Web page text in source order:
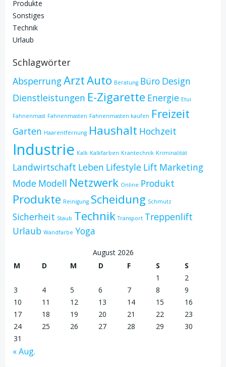
Produkte
Sonstiges
Technik
Urlaub
Schlagwörter
AbsperrungArztAuto Beratung Büro Design
Dienstleistungen E-Zigarette Energie Etui
Fahnenmast Fahnenmasten Fahnenmasten kaufen Freizeit
Garten Haarentfernung Haushalt Hochzeit
Industrie Kalk Kalkfarben Krantechnik Kriminalität
Landwirtschaft Leben Lifestyle Lift Marketing
Mode Modell Netzwerk Online Produkt
Produkte Reinigung Scheidung Schmutz
Sicherheit Staub Technik Transport Treppenlift
Urlaub Wandfarbe Yoga
August 2026
M
D M D F S
S
1
2
3
4 5 6 7 8
9
10
11 12 13 14 15
16
17
18 19 20 21 22
23
24
25 26 27 28 29
30
31
« Aug.